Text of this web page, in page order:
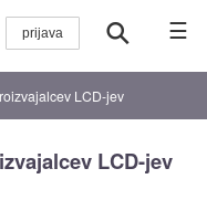
☰
LCD-jev
LCD-jev